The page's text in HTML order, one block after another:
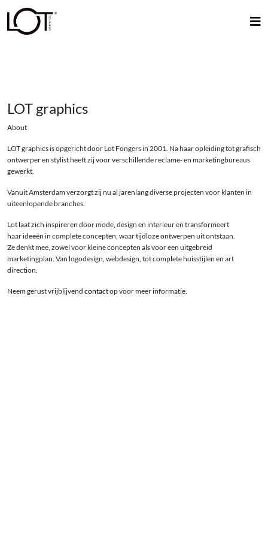
LOT graphics
About
LOT graphics is opgericht door Lot Fongers in 2001. Na haar opleiding tot grafisch
ontwerper en stylist heeft zij voor verschillende reclame- en marketingbureaus
gewerkt.
Vanuit Amsterdam verzorgt zij nu al jarenlang diverse projecten voor klanten in
uiteenlopende branches.
Lot laat zich inspireren door mode, design en interieur en transformeert
haar ideeën in complete concepten, waar tijdloze ontwerpen uit ontstaan.
Ze denkt mee, zowel voor kleine concepten als voor een uitgebreid
marketingplan. Van logodesign, webdesign, tot complete huisstijlen en art
direction.
Neem gerust vrijblijvend contactop voor meer informatie.